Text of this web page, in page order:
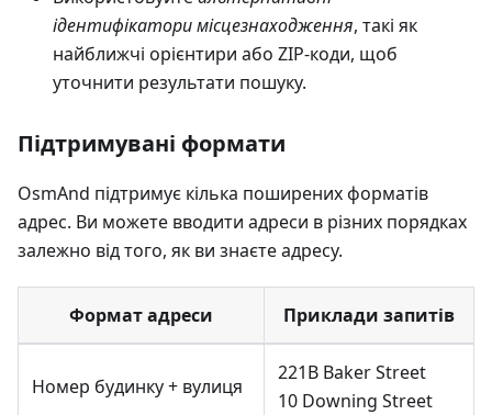
ідентифікатори місцезнаходження, такі як
найближчі орієнтири або ZIP-коди, щоб
уточнити результати пошуку.
Підтримувані формати
OsmAnd підтримує кілька поширених форматів
адрес. Ви можете вводити адреси в різних порядках
залежно від того, як ви знаєте адресу.
Формат адреси Приклади запитів
Номер будинку + вулиця
221B Baker Street
10 Downing Street